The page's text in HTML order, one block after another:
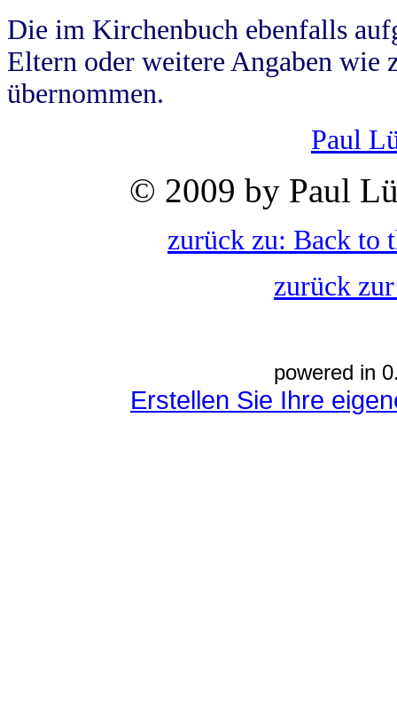
Die im Kirchenbuch ebenfalls
Eltern oder weitere Angaben wie
übernommen.
Paul
© 2009 by Paul
zurück zu: Back to
zurück
powered in
Erstellen Sie Ihre